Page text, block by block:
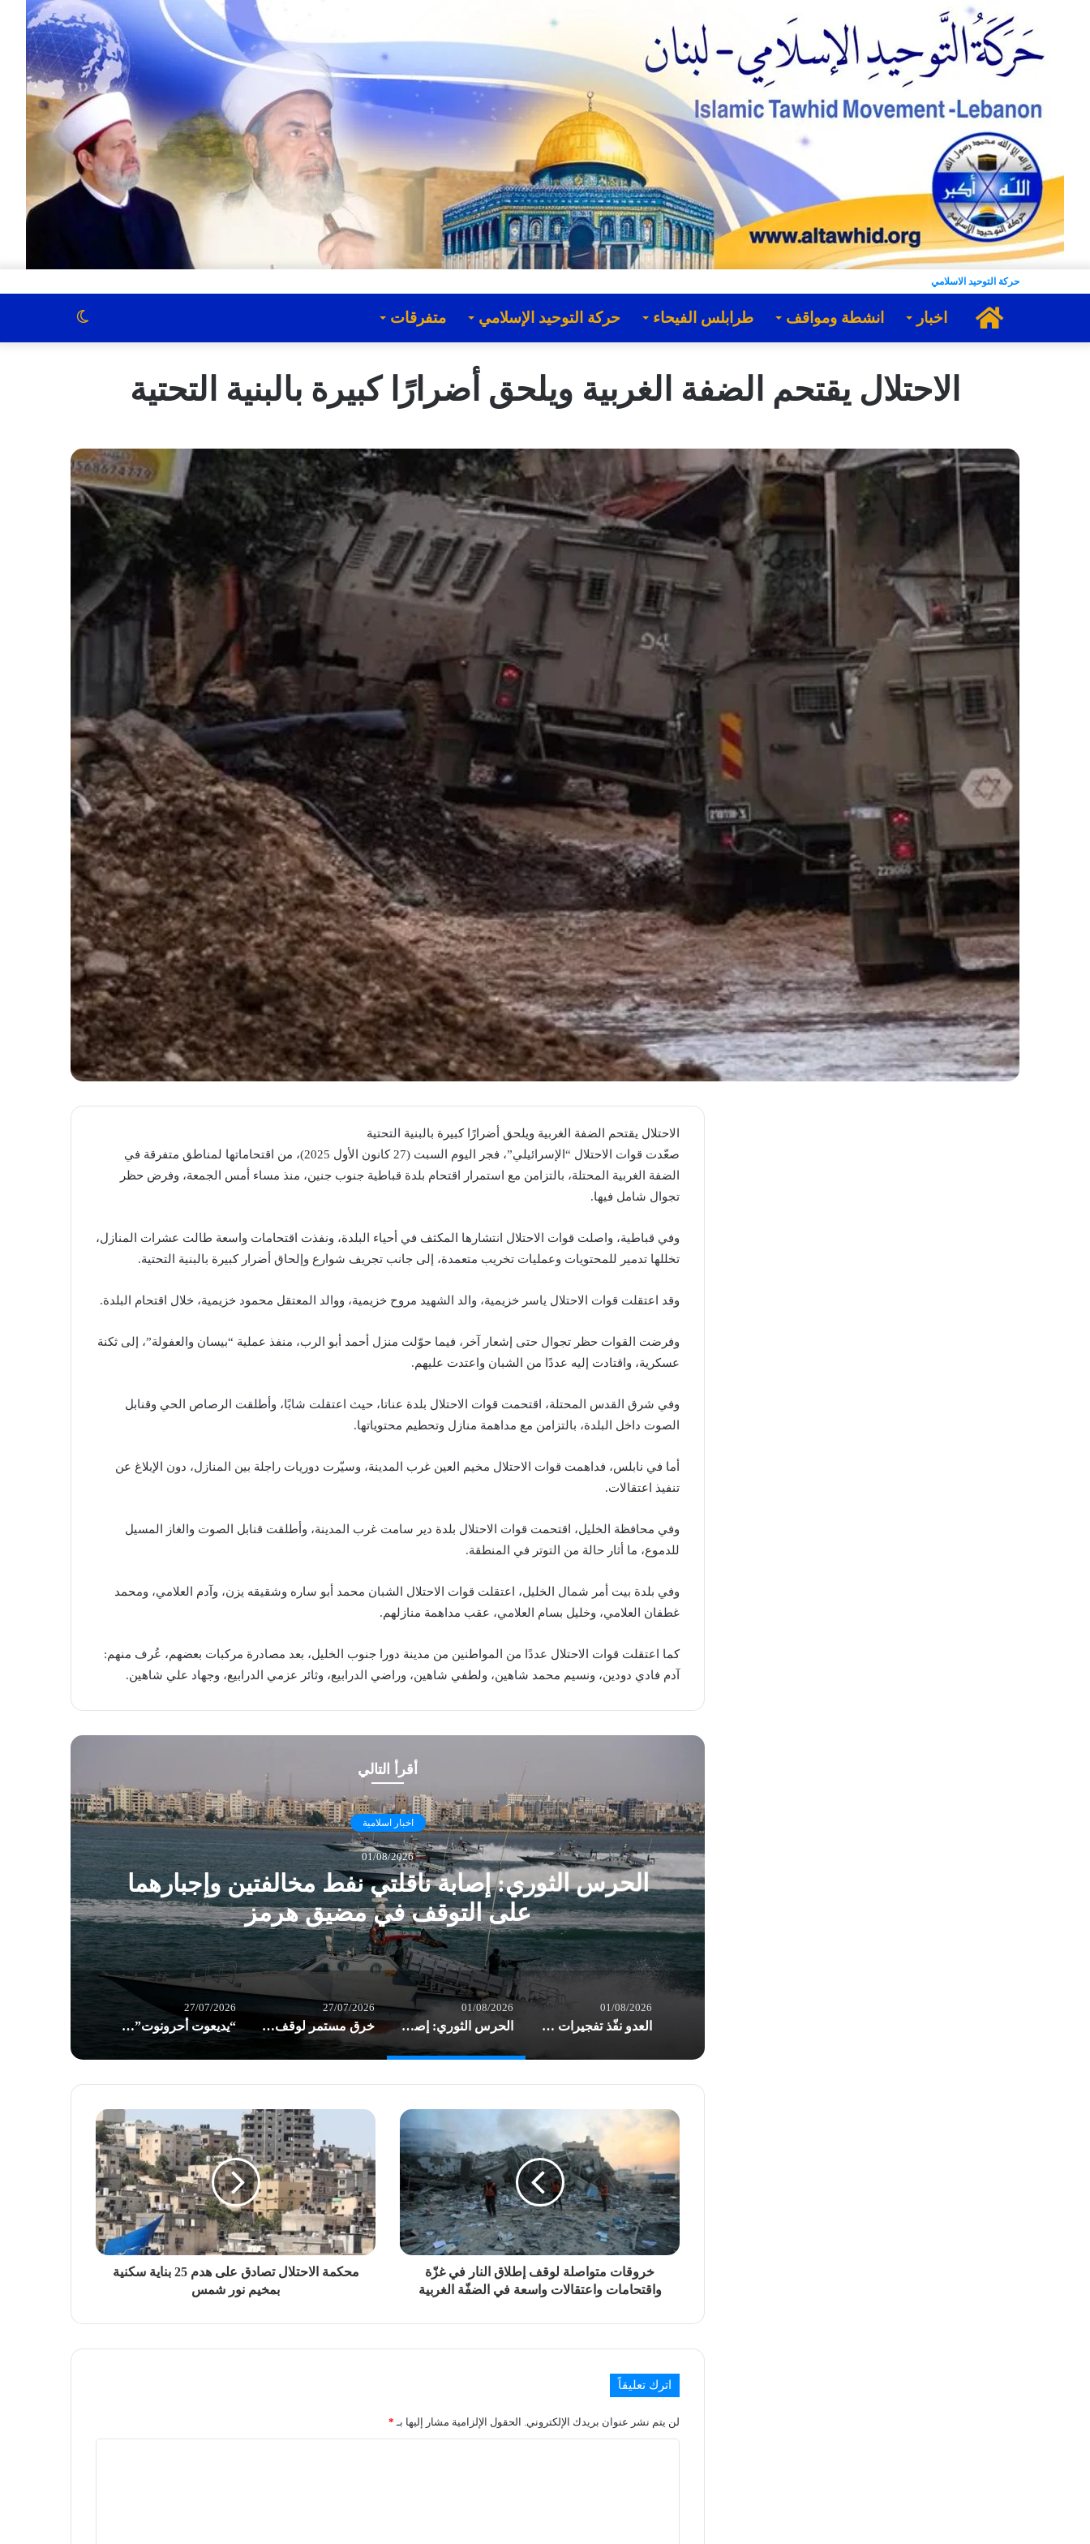
حركة التوحيد الاسلامي
الرئيسية
اخبار انشطة ومواقف طرابلس الفيحاء حركة التوحيد الإسلامي متفرقات الوضع
الاحتلال يقتحم الضفة الغربية ويلحق أضرارًا كبيرة بالبنية التحتية
الاحتلال يقتحم الضفة الغربية ويلحق أضرارًا كبيرة بالبنية التحتية
صعّدت قوات الاحتلال “الإسرائيلي”، فجر اليوم السبت (27 كانون الأول 2025)، من اقتحاماتها لمناطق متفرقة في
الضفة الغربية المحتلة، بالتزامن مع استمرار اقتحام بلدة قباطية جنوب جنين، منذ مساء أمس الجمعة، وفرض حظر
تجوال شامل فيها.
وفي قباطية، واصلت قوات الاحتلال انتشارها المكثف في أحياء البلدة، ونفذت اقتحامات واسعة طالت عشرات المنازل،
تخللها تدمير للمحتويات وعمليات تخريب متعمدة، إلى جانب تجريف شوارع وإلحاق أضرار كبيرة بالبنية التحتية.
وقد اعتقلت قوات الاحتلال ياسر خزيمية، والد الشهيد مروح خزيمية، ووالد المعتقل محمود خزيمية، خلال اقتحام البلدة.
وفرضت القوات حظر تجوال حتى إشعار آخر، فيما حوّلت منزل أحمد أبو الرب، منفذ عملية “بيسان والعفولة”، إلى ثكنة
عسكرية، واقتادت إليه عددًا من الشبان واعتدت عليهم.
وفي شرق القدس المحتلة، اقتحمت قوات الاحتلال بلدة عناتا، حيث اعتقلت شابًا، وأطلقت الرصاص الحي وقنابل
الصوت داخل البلدة، بالتزامن مع مداهمة منازل وتحطيم محتوياتها.
أما في نابلس، فداهمت قوات الاحتلال مخيم العين غرب المدينة، وسيّرت دوريات راجلة بين المنازل، دون الإبلاغ عن
تنفيذ اعتقالات.
وفي محافظة الخليل، اقتحمت قوات الاحتلال بلدة دير سامت غرب المدينة، وأطلقت قنابل الصوت والغاز المسيل
للدموع، ما أثار حالة من التوتر في المنطقة.
وفي بلدة بيت أمر شمال الخليل، اعتقلت قوات الاحتلال الشبان محمد أبو ساره وشقيقه يزن، وآدم العلامي، ومحمد
غطفان العلامي، وخليل بسام العلامي، عقب مداهمة منازلهم.
كما اعتقلت قوات الاحتلال عددًا من المواطنين من مدينة دورا جنوب الخليل، بعد مصادرة مركبات بعضهم، عُرف منهم:
آدم فادي دودين، ونسيم محمد شاهين، ولطفي شاهين، وراضي الدرابيع، وثائر عزمي الدرابيع، وجهاد علي شاهين.
أقرأ التالي
اخبار اسلامية
01/08/2026
الحرس الثوري: إصابة ناقلتي نفط مخالفتين وإجبارهما
على التوقف في مضيق هرمز
01/08/2026
العدو نفّذ تفجيرات هائلة سُمع صداها في قرى الجنوب
01/08/2026
الحرس الثوري: إصابة ناقلتي نفط مخالفتين وإجبارهما على التوقف في مضيق هرمز
27/07/2026
خرق مستمر لوقف إطلاق النار في غزة: الاحتلال يواصل تجريف الأراضي وعمليات التوسع
27/07/2026
“يديعوت أحرونوت”:تراجع مخزون “باتريوت” يهدد قدرة واشنطن على خوض الحرب مع إيران
خروقات متواصلة لوقف إطلاق النار في غزّة
واقتحامات واعتقالات واسعة في الضفّة الغربية
محكمة الاحتلال تصادق على هدم 25 بناية سكنية
بمخيم نور شمس
اترك تعليقاً
لن يتم نشر عنوان بريدك الإلكتروني. الحقول الإلزامية مشار إليها بـ *